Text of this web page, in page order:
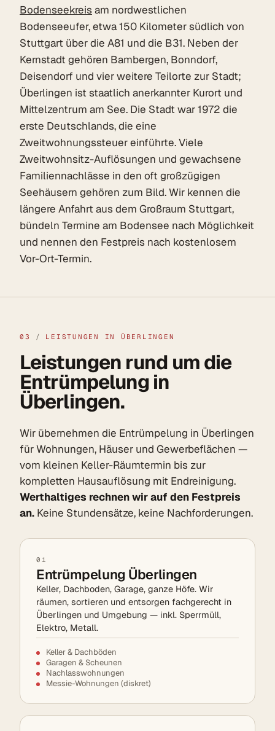
Bodenseekreisam nordwestlichen
Bodenseeufer, etwa 150 Kilometer südlich von
Stuttgart über die A81 und die B31. Neben der
Kernstadt gehören Bambergen, Bonndorf,
Deisendorf und vier weitere Teilorte zur Stadt;
Überlingen ist staatlich anerkannter Kurort und
Mittelzentrum am See. Die Stadt war 1972 die
erste Deutschlands, die eine
Zweitwohnungssteuer einführte. Viele
Zweitwohnsitz-Auflösungen und gewachsene
Familiennachlässe in den oft großzügigen
Seehäusern gehören zum Bild. Wir kennen die
längere Anfahrt aus dem Großraum Stuttgart,
bündeln Termine am Bodensee nach Möglichkeit
und nennen den Festpreis nach kostenlosem
Vor-Ort-Termin.
03 / LEISTUNGEN IN ÜBERLINGEN
Leistungen rund um die
Entrümpelung in
Überlingen.
Wir übernehmen die Entrümpelung in Überlingen
für Wohnungen, Häuser und Gewerbeflächen —
vom kleinen Keller-Räumtermin bis zur
kompletten Hausauflösung mit Endreinigung.
Werthaltiges rechnen wir auf den Festpreis
an. Keine Stundensätze, keine Nachforderungen.
01
Entrümpelung Überlingen
Keller, Dachboden, Garage, ganze Höfe. Wir
räumen, sortieren und entsorgen fachgerecht in
Überlingen und Umgebung — inkl. Sperrmüll,
Elektro, Metall.
Keller & Dachböden
Garagen & Scheunen
Nachlasswohnungen
Messie-Wohnungen (diskret)